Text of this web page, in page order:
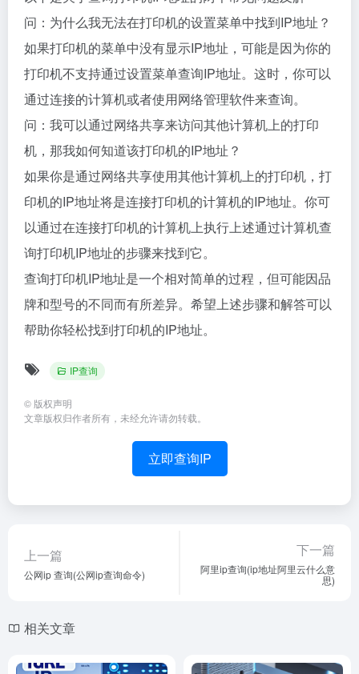
问：为什么我无法在打印机的设置菜单中找到IP地址？
如果打印机的菜单中没有显示IP地址，可能是因为你的
打印机不支持通过设置菜单查询IP地址。这时，你可以
通过连接的计算机或者使用网络管理软件来查询。
问：我可以通过网络共享来访问其他计算机上的打印
机，那我如何知道该打印机的IP地址？
如果你是通过网络共享使用其他计算机上的打印机，打
印机的IP地址将是连接打印机的计算机的IP地址。你可
以通过在连接打印机的计算机上执行上述通过计算机查
询打印机IP地址的步骤来找到它。
查询打印机IP地址是一个相对简单的过程，但可能因品
牌和型号的不同而有所差异。希望上述步骤和解答可以
帮助你轻松找到打印机的IP地址。
IP查询
© 版权声明
文章版权归作者所有，未经允许请勿转载。
立即查询IP
上一篇
公网ip 查询(公网ip查询命令)
下一篇
阿里ip查询(ip地址阿里云什么意
思)
相关文章